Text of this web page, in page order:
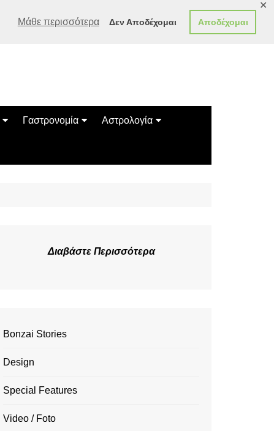
Μάθε περισσότερα Δεν Αποδέχομαι Αποδέχομαι
✕
Γαστρονομία
Συνταγές
Αστρολογία
Κινέζικο Ωροσκόπιο
Διαβάστε Περισσότερα
Bonzai Stories
Design
Special Features
Video / Foto